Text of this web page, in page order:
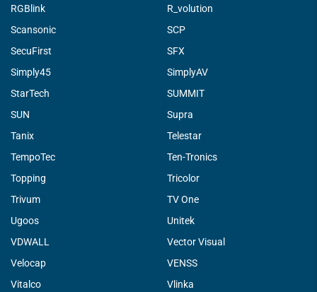
RGBlink
R_volution
Scansonic
SCP
SecuFirst
SFX
Simply45
SimplyAV
StarTech
SUMMIT
SUN
Supra
Tanix
Telestar
TempoTec
Ten-Tronics
Topping
Tricolor
Trivum
TV One
Ugoos
Unitek
VDWALL
Vector Visual
Velocap
VENSS
Vitalco
Vlinka